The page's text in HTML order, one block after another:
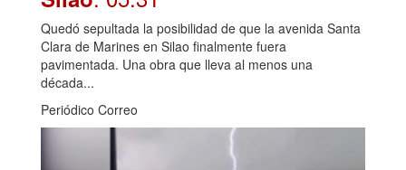
Quedó sepultada la posibilidad de que la avenida Santa
Clara de Marines en Silao finalmente fuera
pavimentada. Una obra que lleva al menos una
década...
Periódico Correo